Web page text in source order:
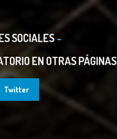
SOCIALES
EN OTRAS PÁGINAS
Twitter